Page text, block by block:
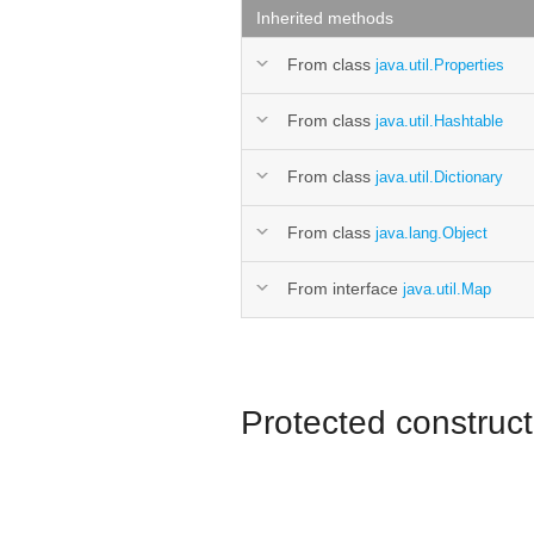
Inherited methods
From class java.util.Properties
From class java.util.Hashtable
From class java.util.Dictionary
From class java.lang.Object
From interface java.util.Map
Protected